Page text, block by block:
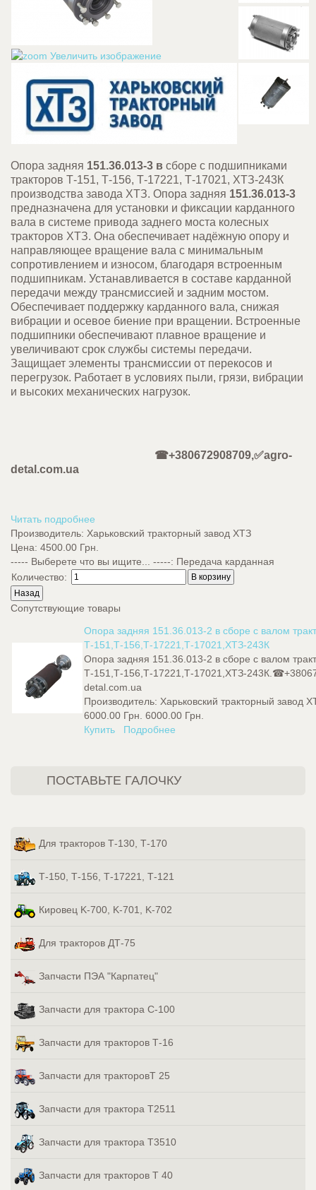
Увеличить изображение
Опора задняя 151.36.013-3 в сборе с подшипниками
тракторов Т-151, Т-156, Т-17221, Т-17021, ХТЗ-243К
производства завода ХТЗ. Опора задняя 151.36.013-3
предназначена для установки и фиксации карданного
вала в системе привода заднего моста колесных
тракторов ХТЗ. Она обеспечивает надёжную опору и
направляющее вращение вала с минимальным
сопротивлением и износом, благодаря встроенным
подшипникам. Устанавливается в составе карданной
передачи между трансмиссией и задним мостом.
Обеспечивает поддержку карданного вала, снижая
вибрации и осевое биение при вращении. Встроенные
подшипники обеспечивают плавное вращение и
увеличивают срок службы системы передачи.
Защищает элементы трансмиссии от перекосов и
перегрузок. Работает в условиях пыли, грязи, вибрации
и высоких механических нагрузок.
☎+380672908709,✅agro-
detal.com.ua
Читать подробнее
Производитель: Харьковский тракторный завод ХТЗ
Цена: 4500.00 Грн.
----- Выберете что вы ищите... -----: Передача карданная
Количество:
Сопутствующие товары
Опора задняя 151.36.013-2 в сборе с валом
Т-151,Т-156,Т-17221,Т-17021,ХТЗ-243К
Опора задняя 151.36.013-2 в сборе с валом
Т-151,Т-156,Т-17221,Т-17021,ХТЗ-
detal.com.ua
Производитель: Харьковский тракторный завод
6000.00 Грн. 6000.00 Грн.
Купить
Подробнее
ПОСТАВЬТЕ ГАЛОЧКУ
Для тракторов Т-130, Т-170
Т-150, Т-156, Т-17221, Т-121
Кировец K-700, K-701, K-702
Для тракторов ДТ-75
Запчасти ПЭА "Карпатец"
Запчасти для трактора С-100
Запчасти для тракторов Т-16
Запчасти для тракторовТ 25
Запчасти для трактора Т2511
Запчасти для трактора Т3510
Запчасти для тракторов Т 40